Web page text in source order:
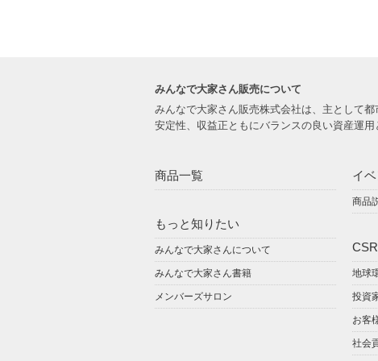
みんなで大家さん販売について
みんなで大家さん販売株式会社は、主として
安定性、収益正ともにバランスの良い資産運用
商品一覧
もっと知りたい
みんなで大家さんについて
みんなで大家さん書籍
メンバーズサロン
イ
商品
CSR
地球
投資
お客
社会